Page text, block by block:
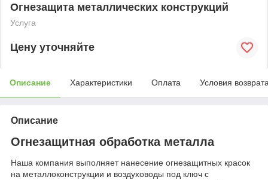
Огнезащита металлических конструкций
Услуга
Цену уточняйте
Описание Характеристики Оплата Условия
Описание
Огнезащитная обработка металла
Наша компания выполняет нанесение огнезащитных красок
на металлоконструкции и воздуховоды под ключ с